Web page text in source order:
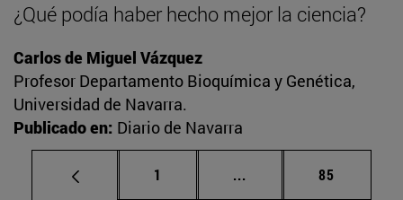
¿Qué podía haber hecho mejor la ciencia?
Carlos de Miguel Vázquez
Profesor Departamento Bioquímica y Genética,
Universidad de Navarra.
Publicado en: Diario de Navarra
Página
1 ... Páginas intermedias
Página
85